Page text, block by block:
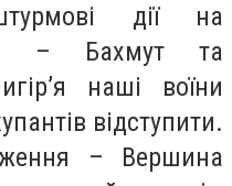
дії на
– Бахмут та
наші воїни
відступити.
– Вершина